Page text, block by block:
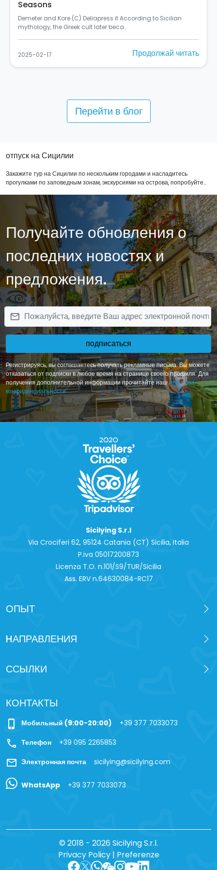
Italy
Si chiama "Rusulia" ed è al primo posto tra i murales dello
Street Art Cities del 2024 (C) Balarm…
2025-02-10 Продолжай читать
Перейти в блог
отпуск на Сицилии
Закажите тур на Сицилии по нескольким городами и насладитесь
прогулками по заповедным зонам, экскурсиями на острова, попробуйте
изысканными спа-процедурами и посетите культурные
достопримечательности самой южной точки Италии. Все
представленные на нашем сайте туры являются результатом
сотрудничества с тщательно отобранными надежными партнерами, ведь
только так можно гарантировать незабываемый отдых нашим клиентам.
Получайте обновления о
последних новостях и
предложения.
email
подписаться
Регистрируясь, вы соглашаетесь получать рекламные письма. Вы можете
отказаться от подписки в любое время на странице своего профиля. Для
получения дополнительной информации прочитайте нашполитика
конфиденциальности
Sicilying S.r.l
Via Crociferi 62, 95124 Catania (CT) Sicilia, Italia
P.iva 0‍5017200873
Licenza T.O. n.101/S9/TUR/Sicilia
Ass. ERV n.64630084-RC17
ОПЫТ
HАПРАВЛЕНИЯ
ССЫЛКИ
КОНТАКТЫ
phone_iphone Мобильный (9:00-20:00) +39 377 7033073
call Телефон +39 095 2265853
mail Электронная почта sicilying@sicilying.com
WhatsApp +39 377 7033073
© 2018 - 2026 Sicilying S.r.l.
Privacy Policy| Preferenze